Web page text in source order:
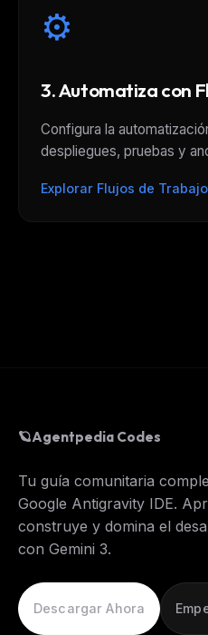
⚙️
3. Automatiza con
Configura la
despliegues, pruebas y
Explorar Flujos de
🪐Agentpedia Codes
Tu guía comunitaria
Google Antigravity IDE.
construye y domina el
con Gemini 3.
Descargar Ahora